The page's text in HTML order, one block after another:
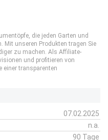
die jeden Garten und
Mit unseren Produkten tragen Sie
zu machen. Als Affiliate-
und profitieren von
einer transparenten
07.02.2025
n.a.
90 Tage